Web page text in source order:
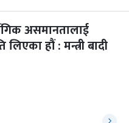
असमानतालाई
लिएका हौं : मन्त्री बादी